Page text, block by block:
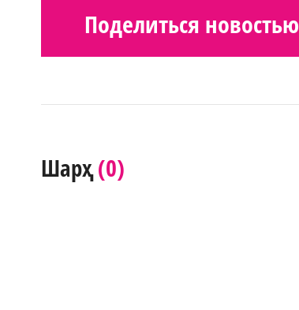
Поделиться новостью
Шарҳ(0)